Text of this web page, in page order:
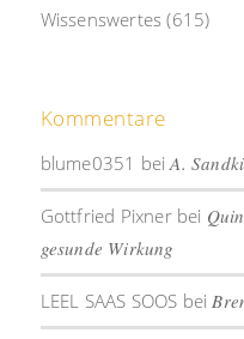
Wissenswertes (615)
Kommentare
blume0351 beiA.
Gottfried Pixnerbei
gesunde Wirkung
LEEL SAAS SOOS bei